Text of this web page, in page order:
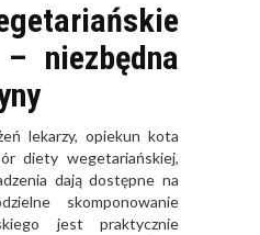
niezbędna
lekarzy, opiekun kota
diety wegetariańskiej,
dają dostępne na
skomponowanie
jest praktycznie